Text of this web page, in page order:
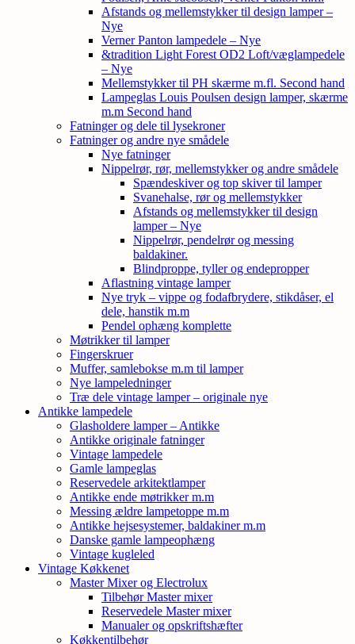
Afstands og mellemstykker til design lamper –
Nye
Verner Panton lampedele – Nye
&tradition Light Forest OD2 Loft/væglampedele
– Nye
Mellemstykker til PH skærme m.fl. Second hand
Lampeglas Louis Poulsen design lamper, skærme
m.m Second hand
Fatninger og dele til lysekroner
Fatninger og andre nye smådele
Nye fatninger
Nippelrør, rør, mellemstykker og andre smådele
Spændeskiver og top skiver til lamper
Svanehalse, rør og mellemstykker
Afstands og mellemstykker til design
lamper – Nye
Nippelrør, pendelrør og messing
baldakiner.
Blindproppe, tyller og endepropper
Aflastning vintage lamper
Nye tryk – vippe og fodafbrydere, stikdåser, el
dele, hanstik m.m
Pendel ophæng komplette
Møtrikker til lamper
Fingerskruer
Muffer, samlebokse m.m til lamper
Nye lampeledninger
Træ dele vintage lamper – originale nye
Antikke lampedele
Glasholdere lamper – Antikke
Antikke originale fatninger
Vintage lampedele
Gamle lampeglas
Reservedele arkitektlamper
Antikke ende møtrikker m.m
Messing ældre lampetoppe m.m
Antikke hejsesystemer, baldakiner m.m
Danske gamle lampeophæng
Vintage kugleled
Vintage Køkkenet
Master Mixer og Electrolux
Tilbehør Master mixer
Reservedele Master mixer
Manualer og opskriftshæfter
Køkkentilbehør